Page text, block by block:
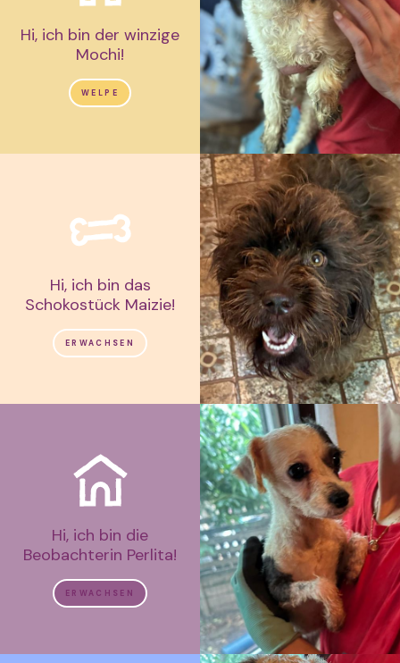
Hi, ich bin der winzige
Mochi!
WELPE
Hi, ich bin das
Schokostück Maizie!
ERWACHSEN
Hi, ich bin die
Beobachterin Perlita!
ERWACHSEN